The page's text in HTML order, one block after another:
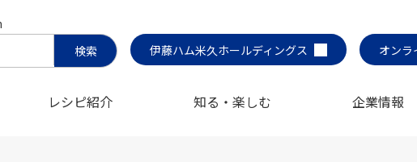
伊藤ハム米久ホールディングス
オンラ
レシピ紹介 知る・楽しむ 企業情報